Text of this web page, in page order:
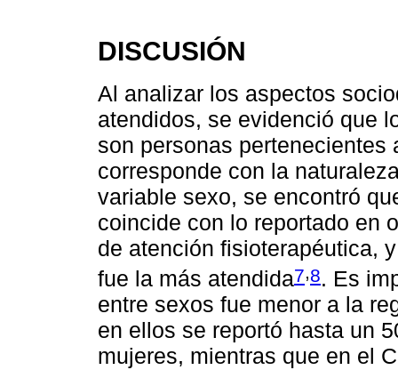
DISCUSIÓN
Al analizar los aspectos
atendidos, se evidenció que
son personas
corresponde con la
variable sexo, se encontró
coincide con lo reportado en
de atención fisioterapéutica,
fue la más atendida7,8. Es
entre sexos fue menor a la
en ellos se reportó hasta un
mujeres, mientras que en el